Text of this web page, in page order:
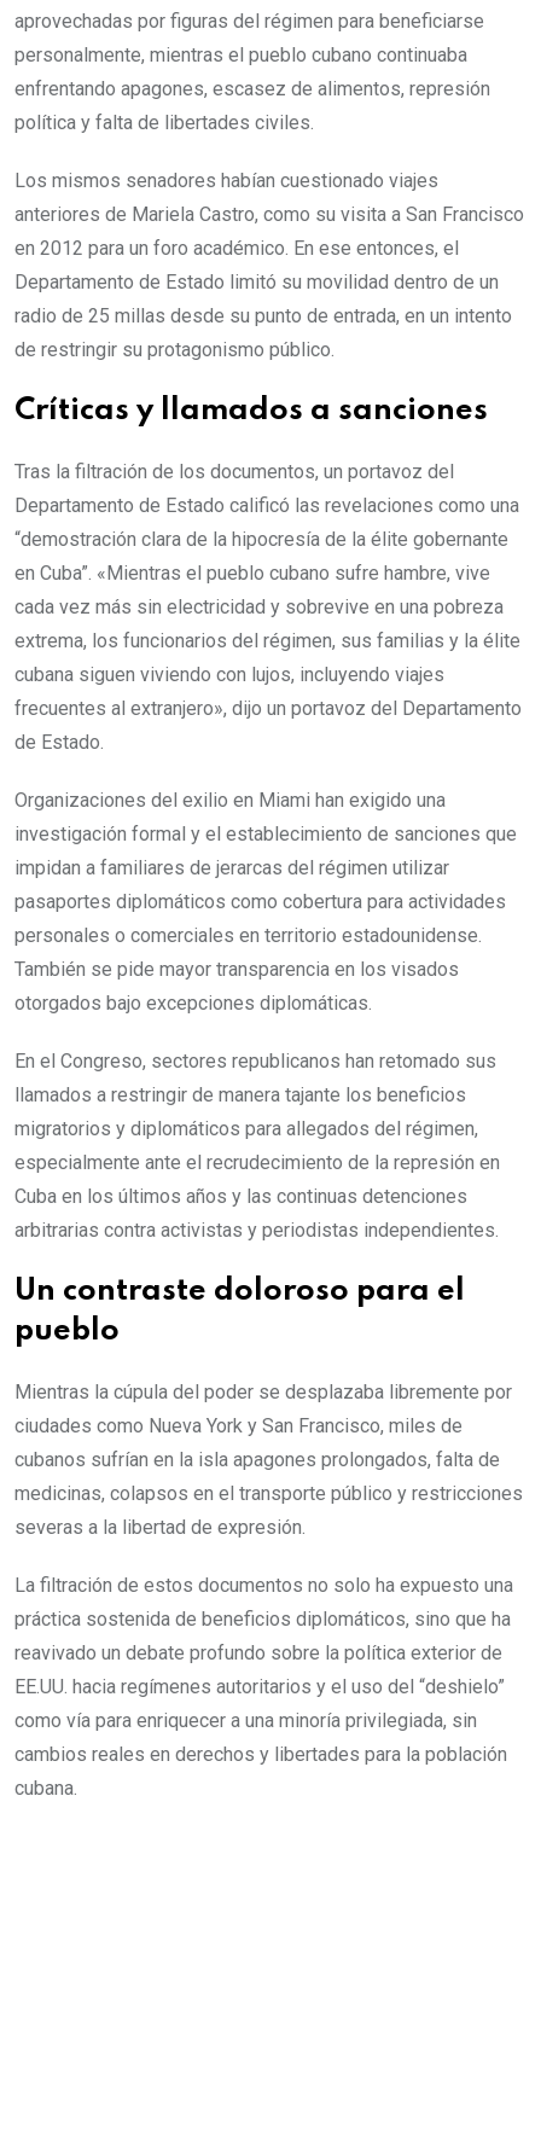
aprovechadas por figuras del régimen para beneficiarse
personalmente, mientras el pueblo cubano continuaba
enfrentando apagones, escasez de alimentos, represión
política y falta de libertades civiles.
Los mismos senadores habían cuestionado viajes
anteriores de Mariela Castro, como su visita a San Francisco
en 2012 para un foro académico. En ese entonces, el
Departamento de Estado limitó su movilidad dentro de un
radio de 25 millas desde su punto de entrada, en un intento
de restringir su protagonismo público.
Críticas y llamados a sanciones
Tras la filtración de los documentos, un portavoz del
Departamento de Estado calificó las revelaciones como una
“demostración clara de la hipocresía de la élite gobernante
en Cuba”. «Mientras el pueblo cubano sufre hambre, vive
cada vez más sin electricidad y sobrevive en una pobreza
extrema, los funcionarios del régimen, sus familias y la élite
cubana siguen viviendo con lujos, incluyendo viajes
frecuentes al extranjero», dijo un portavoz del Departamento
de Estado.
Organizaciones del exilio en Miami han exigido una
investigación formal y el establecimiento de sanciones que
impidan a familiares de jerarcas del régimen utilizar
pasaportes diplomáticos como cobertura para actividades
personales o comerciales en territorio estadounidense.
También se pide mayor transparencia en los visados
otorgados bajo excepciones diplomáticas.
En el Congreso, sectores republicanos han retomado sus
llamados a restringir de manera tajante los beneficios
migratorios y diplomáticos para allegados del régimen,
especialmente ante el recrudecimiento de la represión en
Cuba en los últimos años y las continuas detenciones
arbitrarias contra activistas y periodistas independientes.
Un contraste doloroso para el
pueblo
Mientras la cúpula del poder se desplazaba libremente por
ciudades como Nueva York y San Francisco, miles de
cubanos sufrían en la isla apagones prolongados, falta de
medicinas, colapsos en el transporte público y restricciones
severas a la libertad de expresión.
La filtración de estos documentos no solo ha expuesto una
práctica sostenida de beneficios diplomáticos, sino que ha
reavivado un debate profundo sobre la política exterior de
EE.UU. hacia regímenes autoritarios y el uso del “deshielo”
como vía para enriquecer a una minoría privilegiada, sin
cambios reales en derechos y libertades para la población
cubana.